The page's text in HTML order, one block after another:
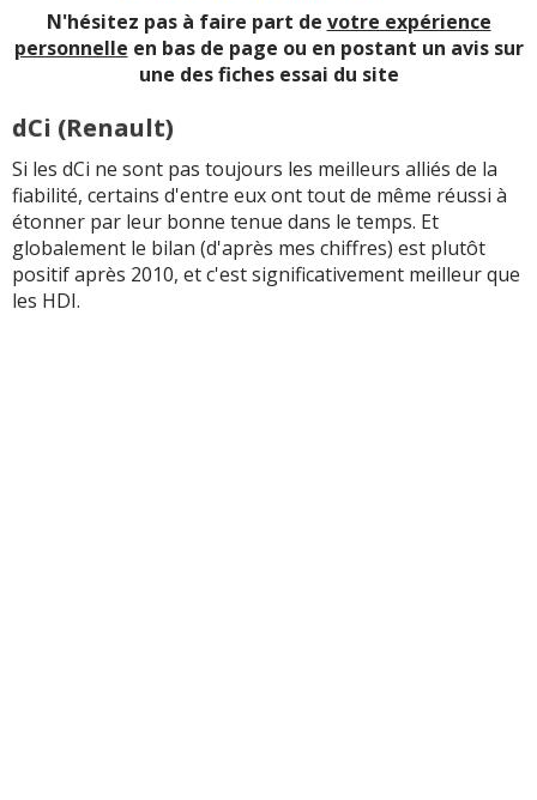
N'hésitez pas à faire part de votre expérience
personnelle en bas de page ou en postant un avis sur
une des fiches essai du site
dCi (Renault)
Si les dCi ne sont pas toujours les meilleurs alliés de la
fiabilité, certains d'entre eux ont tout de même réussi à
étonner par leur bonne tenue dans le temps. Et
globalement le bilan (d'après mes chiffres) est plutôt
positif après 2010, et c'est significativement meilleur que
les HDI.